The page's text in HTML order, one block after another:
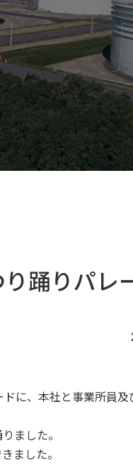
踊りパレ
に、本社と事業所員
ました。
ました。